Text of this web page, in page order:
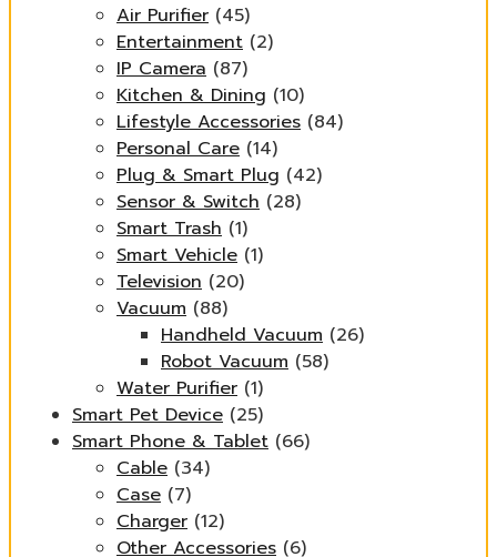
Air Purifier (45)
Entertainment (2)
IP Camera (87)
Kitchen & Dining (10)
Lifestyle Accessories (84)
Personal Care (14)
Plug & Smart Plug (42)
Sensor & Switch (28)
Smart Trash (1)
Smart Vehicle (1)
Television (20)
Vacuum (88)
Handheld Vacuum (26)
Robot Vacuum (58)
Water Purifier (1)
Smart Pet Device (25)
Smart Phone & Tablet (66)
Cable (34)
Case (7)
Charger (12)
Other Accessories (6)